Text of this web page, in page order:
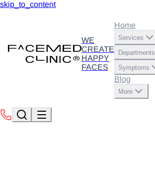
skip_to_content
WE
CREATE
HAPPY
FACES
Home
Services
Departments
Symptoms
Blog
More